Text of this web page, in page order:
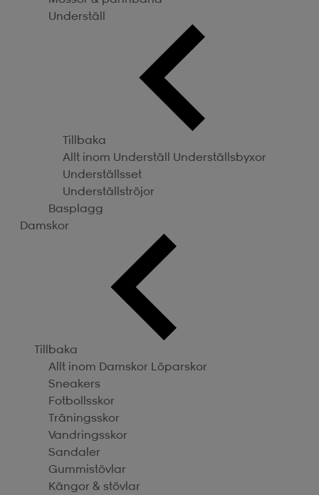
Underställ
Tillbaka
Allt inom Underställ Underställsbyxor
Underställsset
Underställströjor
Basplagg
Damskor
Tillbaka
Allt inom Damskor Löparskor
Sneakers
Fotbollsskor
Träningsskor
Vandringsskor
Sandaler
Gummistövlar
Kängor & stövlar